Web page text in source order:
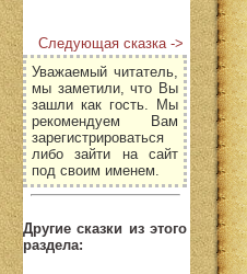
Следующая сказка ->
Уважаемый читатель,
мы заметили, что Вы
зашли как гость. Мы
рекомендуем Вам
зарегистрироваться
либо зайти на сайт
под своим именем.
Другие сказки из этого
раздела: